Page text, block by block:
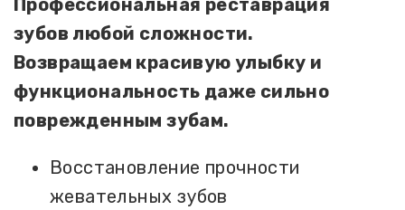
Профессиональная реставрация
зубов любой сложности.
Возвращаем красивую улыбку и
функциональность даже сильно
поврежденным зубам.
Восстановление прочности
жевательных зубов